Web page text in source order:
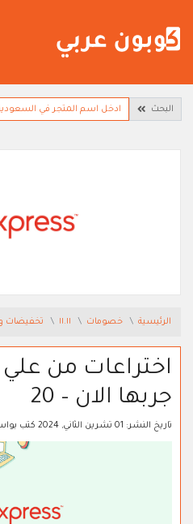
البحث
الرئيسية خصومات تخفيضات
اختراعات من
جربها الان – 20
تاريخ النشر: 01 تشرين الثاني, 2024 كتب